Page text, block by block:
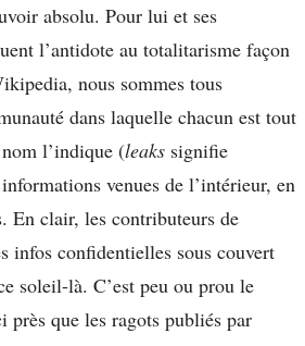
absolu. Pour lui et ses
l’antidote au totalitarisme façon
nous sommes tous
dans laquelle chacun est tout
l’indique (leaks signifie
venues de l’intérieur, en
En clair, les contributeurs de
infos confidentielles sous couvert
soleil-là. C’est peu ou prou le
près que les ragots publiés par